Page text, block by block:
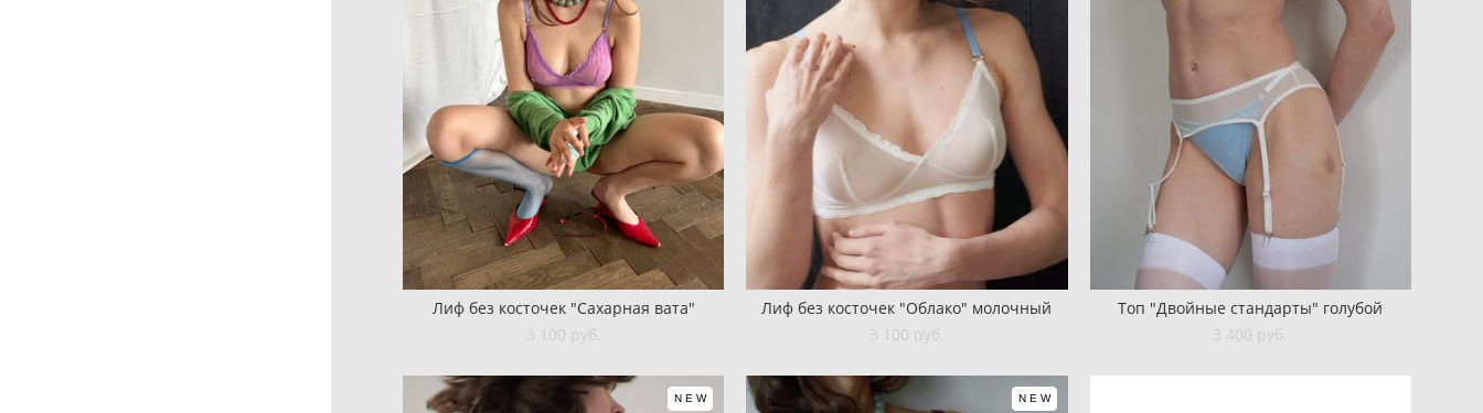
Лиф без косточек "Сахарная вата"
3 100 pуб.
Лиф без косточек "Облако" молочный
3 100 pуб.
Топ "Двойные стандарты" голубой
3 400 pуб.
NEW NEW